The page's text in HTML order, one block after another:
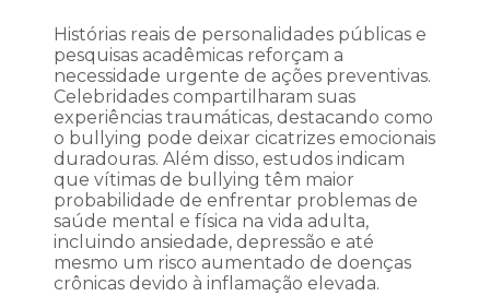
Histórias reais de personalidades públicas e
pesquisas acadêmicas reforçam a
necessidade urgente de ações preventivas.
Celebridades compartilharam suas
experiências traumáticas, destacando como
o bullying pode deixar cicatrizes emocionais
duradouras. Além disso, estudos indicam
que vítimas de bullying têm maior
probabilidade de enfrentar problemas de
saúde mental e física na vida adulta,
incluindo ansiedade, depressão e até
mesmo um risco aumentado de doenças
crônicas devido à inflamação elevada.